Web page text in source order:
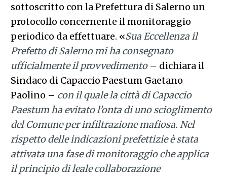
sottoscritto con la Prefettura di Salerno un
protocollo concernente il monitoraggio
periodico da effettuare. «Sua Eccellenza il
Prefetto di Salerno mi ha consegnato
ufficialmente il provvedimento – dichiara il
Sindaco di Capaccio Paestum Gaetano
Paolino – con il quale la città di Capaccio
Paestum ha evitato l’onta di uno scioglimento
del Comune per infiltrazione mafiosa. Nel
rispetto delle indicazioni prefettizie è stata
attivata una fase di monitoraggio che applica
il principio di leale collaborazione